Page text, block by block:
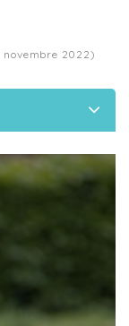
novembre 2022)